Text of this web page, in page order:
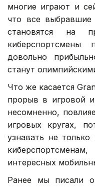
многие играют и
что все выбравшие
становятся на
довольно
станут
Что же касается
прорыв в игровой
несомненно,
игровых кругах,
узнавать не
интересных
Ранее мы писали